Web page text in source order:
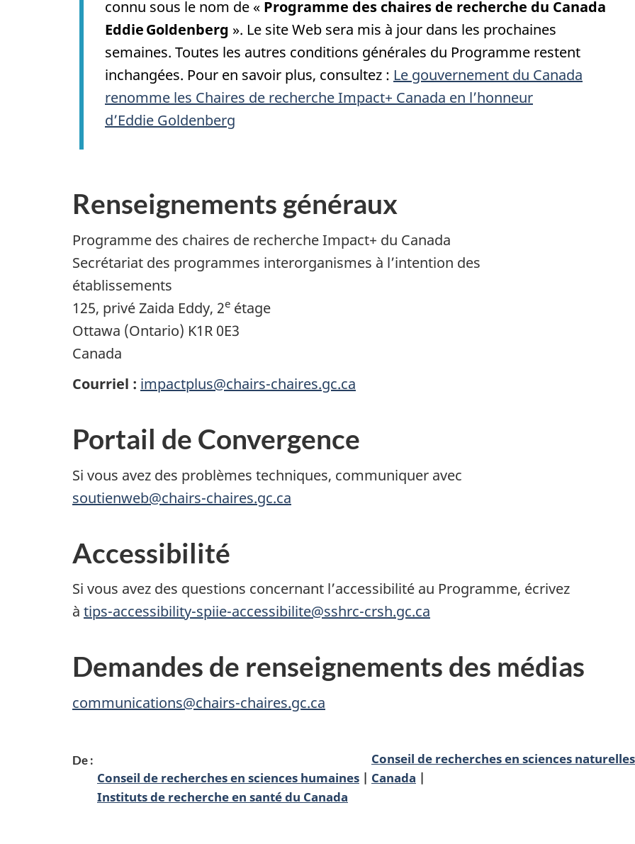
connu sous le nom de « Programme des chaires de recherche du Canada
Eddie Goldenberg ». Le site Web sera mis à jour dans les prochaines
semaines. Toutes les autres conditions générales du Programme restent
inchangées. Pour en savoir plus, consultez : Le gouvernement du Canada
renomme les Chaires de recherche Impact+ Canada en l’honneur
d’Eddie Goldenberg
Renseignements généraux
Programme des chaires de recherche Impact+ du Canada
Secrétariat des programmes interorganismes à l’intention des
établissements
125, privé Zaida Eddy, 2e étage
Ottawa (Ontario) K1R 0E3
Canada
Courriel : impactplus@chairs-chaires.gc.ca
Portail de Convergence
Si vous avez des problèmes techniques, communiquer avec
soutienweb@chairs-chaires.gc.ca
Accessibilité
Si vous avez des questions concernant l’accessibilité au Programme, écrivez
à tips-accessibility-spiie-accessibilite@sshrc-crsh.gc.ca
Demandes de renseignements des médias
communications@chairs-chaires.gc.ca
De :
Conseil de recherches en sciences humaines
Conseil de recherches en sciences
Canada
Instituts de recherche en santé du Canada